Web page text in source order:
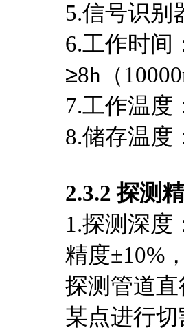
5.信号识别
6.工作时间
≥8h（
7.工作温
8.储存温
2.3.2 探测
1.探测深度
精度±10%
探测管道
某点进行